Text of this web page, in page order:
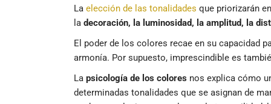
La elección de las tonalidades que priorizarán
la decoración, la luminosidad, la amplitud, la
El poder de los colores recae en su capacidad
armonía. Por supuesto, imprescindible es
La psicología de los colores nos explica cómo
determinadas tonalidades que se asignan de